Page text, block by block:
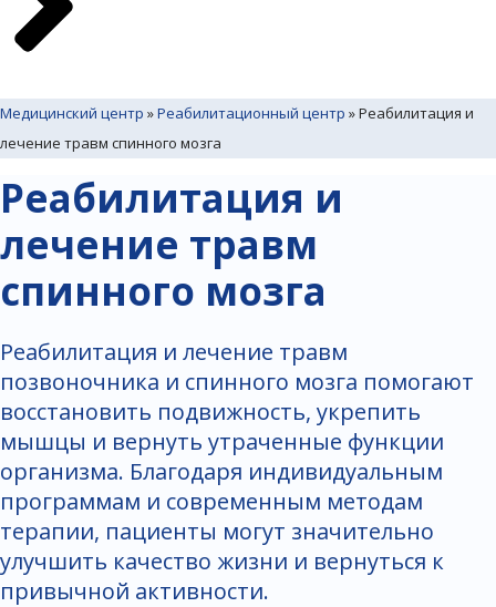
Медицинский центр »Реабилитационный центр »Реабилитация и
лечение травм спинного мозга
Реабилитация и
лечение травм
спинного мозга
Реабилитация и лечение травм
позвоночника и спинного мозга помогают
восстановить подвижность, укрепить
мышцы и вернуть утраченные функции
организма. Благодаря индивидуальным
программам и современным методам
терапии, пациенты могут значительно
улучшить качество жизни и вернуться к
привычной активности.